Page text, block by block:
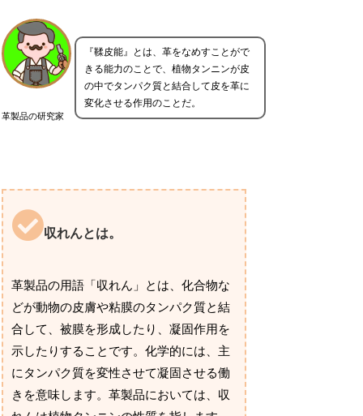
革製品の研究家
『鞣皮能』とは、革をなめすことがで
きる能力のことで、植物タンニンが皮
の中でタンパク質と結合して皮を革に
変化させる作用のことだ。
収れんとは。
革製品の用語「収れん」とは、化合物な
どが動物の皮膚や粘膜のタンパク質と結
合して、被膜を形成したり、凝固作用を
示したりすることです。化学的には、主
にタンパク質を変性させて凝固させる働
きを意味します。革製品においては、収